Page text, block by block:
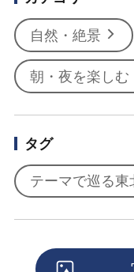
自然・絶景
朝・夜を楽しむ
タグ
テーマで巡る東